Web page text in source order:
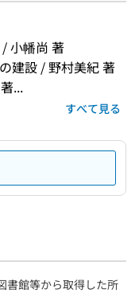
小幡尚 著
建設 / 野村美紀 著
...
すべて見る
書館等から取得した所